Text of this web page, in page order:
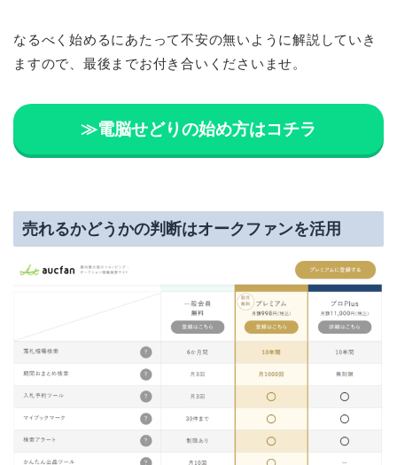
なるべく始めるにあたって不安の無いように解説していき
ますので、最後までお付き合いくださいませ。
≫電脳せどりの始め方はコチラ
売れるかどうかの判断はオークファンを活用